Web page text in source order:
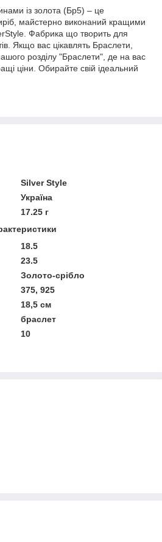
із золота (Бр5) – це
майстерно виконаний кращими
Фабрика що творить для
Якщо вас цікавлять Браслети,
розділу "Браслети", де на вас
ціни. Обирайте свій ідеальний
Silver Style
Україна
17.25 г
18.5
23.5
Золото-срібло
375, 925
18,5 см
браслет
10